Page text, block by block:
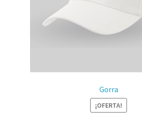
Gorra
¡OFERTA!